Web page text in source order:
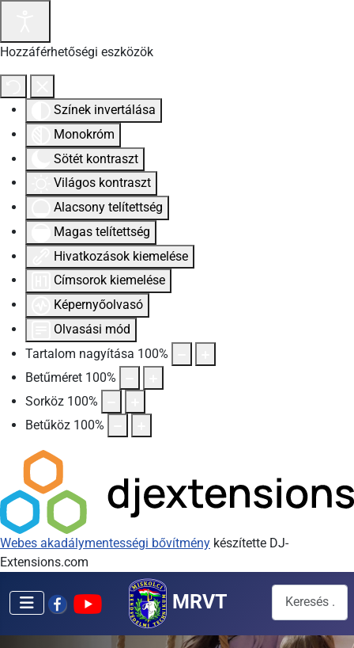
Hozzáférhetőségi eszközök
Színek invertálása
Monokróm
Sötét kontraszt
Világos kontraszt
Alacsony telítettség
Magas telítettség
Hivatkozások kiemelése
Címsorok kiemelése
Képernyőolvasó
Olvasási mód
Tartalom nagyítása 100%
Betűméret 100%
Sorköz 100%
Betűköz 100%
Webes akadálymentességi bővítmény készítette DJ-
Extensions.com
MRVT Keresés...